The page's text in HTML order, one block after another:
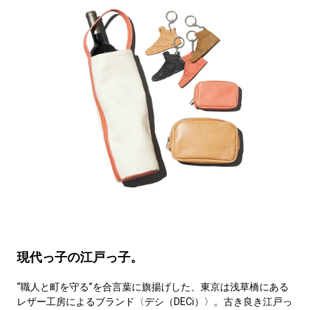
現代っ子の江戸っ子。
“職人と町を守る”を合言葉に旗揚げした、東京は浅草橋にある
レザー工房によるブランド〈デシ（DECi）〉。古き良き江戸っ